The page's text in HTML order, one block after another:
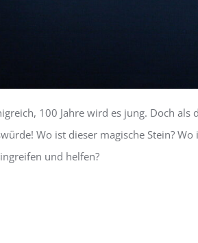
100 Jahre wird es jung. Doch
Wo ist dieser magische Stein?
und helfen?